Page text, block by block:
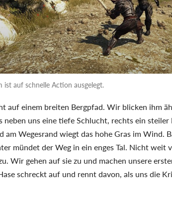
ist auf schnelle Action ausgelegt.
auf einem breiten Bergpfad. Wir blicken ihm
neben uns eine tiefe Schlucht, rechts ein
am Wegesrand wiegt das hohe Gras im Wind.
mündet der Weg in ein enges Tal. Nicht weit
Wir gehen auf sie zu und machen unsere
schreckt auf und rennt davon, als uns die